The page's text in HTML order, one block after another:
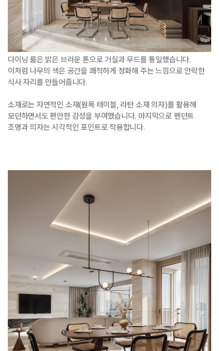
다이닝 룸은 밝은 브라운 톤으로 거실과 무드를 통일했습니다.
이처럼 나무의 색은 공간을 쾌적하게 정화해 주는 느낌으로 안락한
식사 자리를 만들어줍니다.
소재로는 자연적인 소재(원목 테이블, 라탄 소재 의자)를 활용해
모던하면서도 편안한 감성을 부여했습니다. 마지막으로 펜던트
조명과 의자는 시각적인 포인트로 작용합니다.